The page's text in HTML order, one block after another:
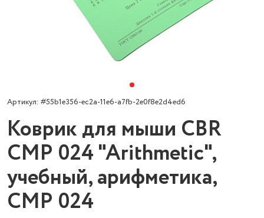
Артикул: #55b1e356-ec2a-11e6-a7fb-2e0f8e2d4ed6
Коврик для мыши CBR
CMP 024 "Arithmetic",
учебный, арифметика,
CMP 024